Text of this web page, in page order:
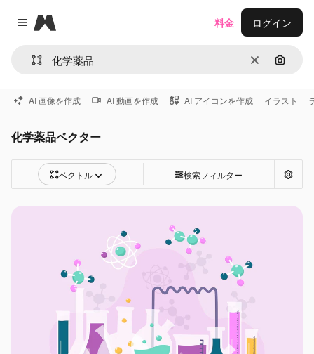
Close menu
Magnific
消去 画像で
料金 ログイン
AI 画像を作成 AI 動画を作成 AI アイコンを作成 イラスト
化学薬品ベクター
ベクトル 検索フィルター